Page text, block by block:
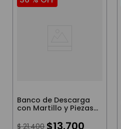
Banco de Descarga
con Martillo y Piezas
$ 21.400 $13.700